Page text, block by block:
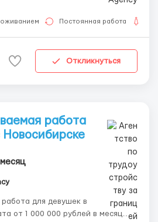
Девушки,
иногор...
Постоянная работа
Откликнуться
работа
для девушек в